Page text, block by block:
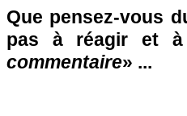
Que pensez-vous
pas à réagir et
commentaire» ...